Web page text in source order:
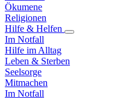
Ökumene
Religionen
Hilfe & Helfen
Im Notfall
Hilfe im Alltag
Leben & Sterben
Seelsorge
Mitmachen
Im Notfall